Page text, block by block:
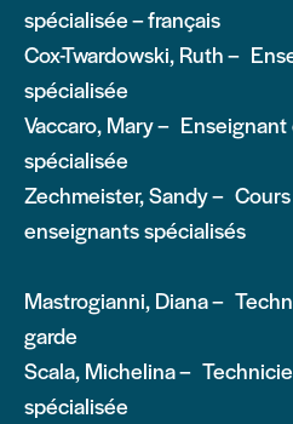
spécialisée – français
Cox-Twardowski, Ruth –
spécialisée
Vaccaro, Mary –
spécialisée
Zechmeister, Sandy –
enseignants spécialisés
Mastrogianni, Diana –
garde
Scala, Michelina –
spécialisée